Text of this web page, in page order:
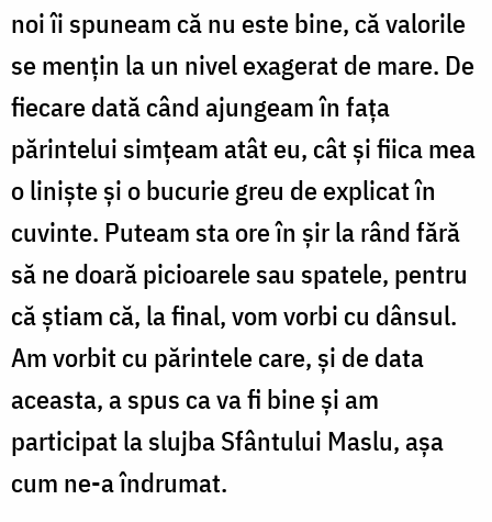
noi îi spuneam că nu este bine, că valorile
se mențin la un nivel exagerat de mare. De
fiecare dată când ajungeam în faţa
părintelui simțeam atât eu, cât și fiica mea
o liniște și o bucurie greu de explicat în
cuvinte. Puteam sta ore în şir la rând fără
să ne doară picioarele sau spatele, pentru
că știam că, la final, vom vorbi cu dânsul.
Am vorbit cu părintele care, şi de data
aceasta, a spus ca va fi bine și am
participat la slujba Sfântului Maslu, așa
cum ne-a îndrumat.